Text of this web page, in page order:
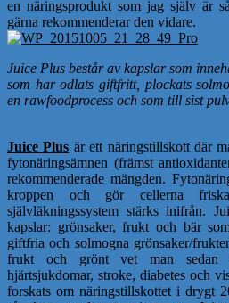
en näringsprodukt som jag själv är
gärna rekommenderar den vidare.
Juice Plus består av kapslar som
som har odlats giftfritt, plockats
en rawfoodprocess och som till sist
Juice Plus är ett näringstillskott där
fytonäringsämnen (främst
rekommenderade mängden.
kroppen och gör cellerna
självläkningssystem stärks inifrån.
kapslar: grönsaker, frukt och bär
giftfria och solmogna grönsaker/
frukt och grönt vet man sedan
hjärtsjukdomar, stroke, diabetes och
forskats om näringstillskottet i drygt